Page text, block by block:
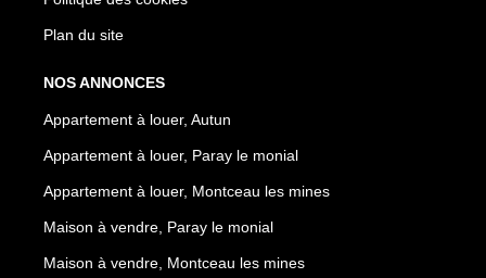
Plan du site
NOS ANNONCES
Appartement à louer, Autun
Appartement à louer, Paray le monial
Appartement à louer, Montceau les mines
Maison à vendre, Paray le monial
Maison à vendre, Montceau les mines